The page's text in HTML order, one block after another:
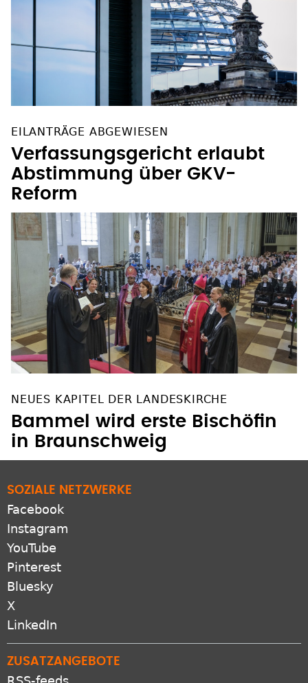
EILANTRÄGE ABGEWIESEN
Verfassungsgericht erlaubt
Abstimmung über GKV-
Reform
NEUES KAPITEL DER LANDESKIRCHE
Bammel wird erste Bischöfin
in Braunschweig
SOZIALE NETZWERKE
Facebook
Instagram
YouTube
Pinterest
Bluesky
X
LinkedIn
ZUSATZANGEBOTE